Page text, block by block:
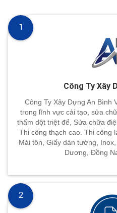
Công Ty Xây
Công Ty Xây Dựng An Bình
trong lĩnh vực cải tạo, sửa
thấm dột triệt để, Sửa chữa
Thi công thạch cao. Thi công
Mái tôn, Giấy dán tường,
Dương, Đồng
1
2